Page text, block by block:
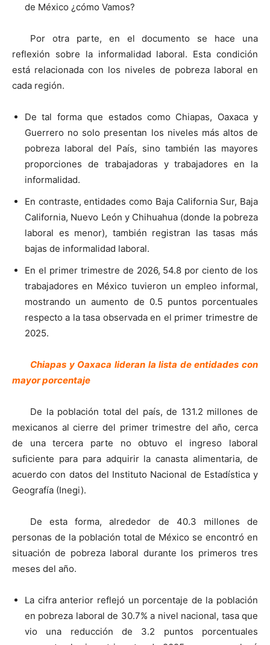
de México ¿cómo Vamos?
Por otra parte, en el documento se hace una
reflexión sobre la informalidad laboral. Esta condición
está relacionada con los niveles de pobreza laboral en
cada región.
De tal forma que estados como Chiapas, Oaxaca y
Guerrero no solo presentan los niveles más altos de
pobreza laboral del País, sino también las mayores
proporciones de trabajadoras y trabajadores en la
informalidad.
En contraste, entidades como Baja California Sur, Baja
California, Nuevo León y Chihuahua (donde la pobreza
laboral es menor), también registran las tasas más
bajas de informalidad laboral.
En el primer trimestre de 2026, 54.8 por ciento de los
trabajadores en México tuvieron un empleo informal,
mostrando un aumento de 0.5 puntos porcentuales
respecto a la tasa observada en el primer trimestre de
2025.
Chiapas y Oaxaca lideran la lista de entidades con
mayor porcentaje
De la población total del país, de 131.2 millones de
mexicanos al cierre del primer trimestre del año, cerca
de una tercera parte no obtuvo el ingreso laboral
suficiente para para adquirir la canasta alimentaria, de
acuerdo con datos del Instituto Nacional de Estadística y
Geografía (Inegi).
De esta forma, alrededor de 40.3 millones de
personas de la población total de México se encontró en
situación de pobreza laboral durante los primeros tres
meses del año.
La cifra anterior reflejó un porcentaje de la población
en pobreza laboral de 30.7% a nivel nacional, tasa que
vio una reducción de 3.2 puntos porcentuales